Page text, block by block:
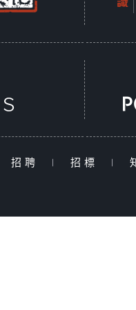
招聘 | 招標 |